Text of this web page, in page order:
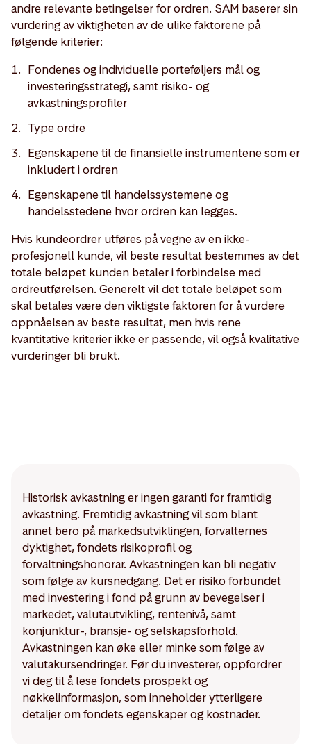
andre relevante betingelser for ordren. SAM baserer sin
vurdering av viktigheten av de ulike faktorene på
følgende kriterier:
Fondenes og individuelle porteføljers mål og
investeringsstrategi, samt risiko- og
avkastningsprofiler
Type ordre
Egenskapene til de finansielle instrumentene som er
inkludert i ordren
Egenskapene til handelssystemene og
handelsstedene hvor ordren kan legges.
Hvis kundeordrer utføres på vegne av en ikke-
profesjonell kunde, vil beste resultat bestemmes av det
totale beløpet kunden betaler i forbindelse med
ordreutførelsen. Generelt vil det totale beløpet som
skal betales være den viktigste faktoren for å vurdere
oppnåelsen av beste resultat, men hvis rene
kvantitative kriterier ikke er passende, vil også kvalitative
vurderinger bli brukt.
Historisk avkastning er ingen garanti for framtidig
avkastning. Fremtidig avkastning vil som blant
annet bero på markedsutviklingen, forvalternes
dyktighet, fondets risikoprofil og
forvaltningshonorar. Avkastningen kan bli negativ
som følge av kursnedgang. Det er risiko forbundet
med investering i fond på grunn av bevegelser i
markedet, valutautvikling, rentenivå, samt
konjunktur-, bransje- og selskapsforhold.
Avkastningen kan øke eller minke som følge av
valutakursendringer. Før du investerer, oppfordrer
vi deg til å lese fondets prospekt og
nøkkelinformasjon, som inneholder ytterligere
detaljer om fondets egenskaper og kostnader.